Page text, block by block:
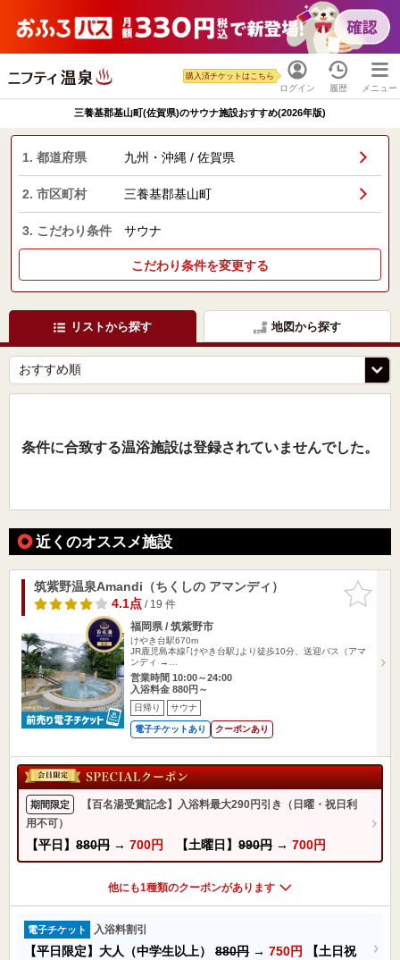
ログイン
購入済チケットはこちら
履歴 メニュー
三養基郡基山町(佐賀県)のサウナ施設おすすめ(2026年版)
1. 都道府県 九州・沖縄 / 佐賀県
2. 市区町村 三養基郡基山町
3. こだわり条件 サウナ
こだわり条件を変更する
リストから探す 地図から探す
条件に合致する温浴施設は登録されていませんでした。
近くのオススメ施設
お気に入
りに追加
筑紫野温泉Amandi（ちくしの アマンディ）
4.1点/ 19 件
福岡県 / 筑紫野市
けやき台駅670m
JR鹿児島本線｢けやき台駅｣より徒歩10分、送迎バス（アマ
ンディ →…
営業時間 10:00～24:00
入浴料金 880円～
日帰り サウナ
電子チケットあり クーポンあり
期間限定
【百名湯受賞記念】入浴料最大290円引き（日曜・祝日利
用不可）
【平日】 880円 → 700円 【土曜日】 990円 → 700円
他にも1種類のクーポンがあります
電子チケット 入浴料割引
【平日限定】大人（中学生以上） 880円 → 750円
【土日祝